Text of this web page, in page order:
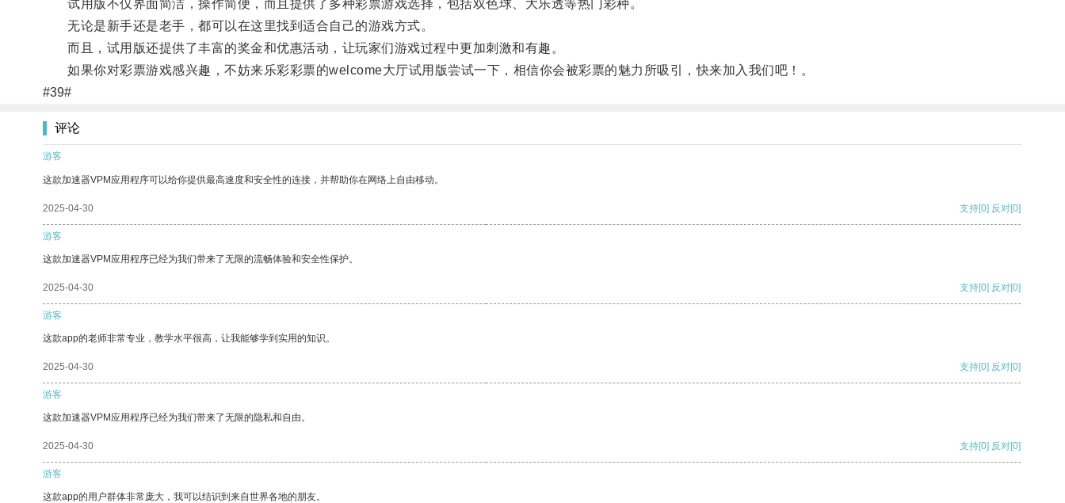
试用版不仅界面简洁，操作简便，而且提供了多种彩票游戏选择，包括双色球、大乐透等热门彩种。
无论是新手还是老手，都可以在这里找到适合自己的游戏方式。
而且，试用版还提供了丰富的奖金和优惠活动，让玩家们游戏过程中更加刺激和有趣。
如果你对彩票游戏感兴趣，不妨来乐彩彩票的welcome大厅试用版尝试一下，相信你会被彩票的魅力所吸引，快来加入我们吧！。
#39#
评论
游客
这款加速器VPM应用程序可以给你提供最高速度和安全性的连接，并帮助你在网络上自由移动。
2025-04-30 支持[0] 反对[0]
游客
这款加速器VPM应用程序已经为我们带来了无限的流畅体验和安全性保护。
2025-04-30 支持[0] 反对[0]
游客
这款app的老师非常专业，教学水平很高，让我能够学到实用的知识。
2025-04-30 支持[0] 反对[0]
游客
这款加速器VPM应用程序已经为我们带来了无限的隐私和自由。
2025-04-30 支持[0] 反对[0]
游客
这款app的用户群体非常庞大，我可以结识到来自世界各地的朋友。